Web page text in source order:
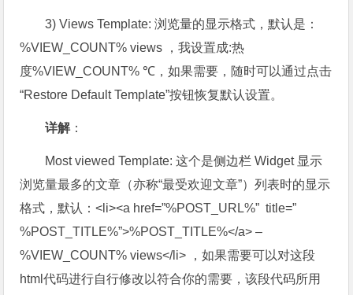
3) Views Template: 浏览量的显示格式，默认是：
%VIEW_COUNT% views ，我设置成:热
度%VIEW_COUNT% ℃，如果需要，随时可以通过点击
“Restore Default Template”按钮恢复默认设置。
详解：
Most viewed Template: 这个是侧边栏 Widget 显示
浏览量最多的文章（亦称“最受欢迎文章”）列表时的显示
格式，默认：<li><a href=”%POST_URL%” title=”
%POST_TITLE%”>%POST_TITLE%</a> –
%VIEW_COUNT% views</li> ，如果需要可以对这段
html代码进行自行修改以符合你的需要，该段代码所用